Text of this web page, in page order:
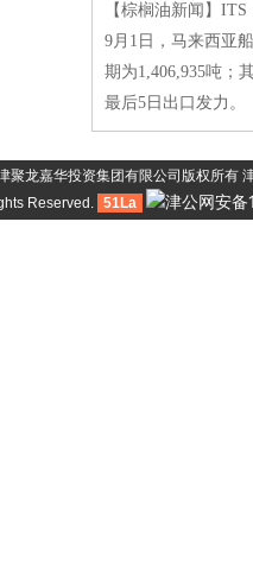
【棕榈油新闻】
9月1日，马来西亚
期为1,406,935吨；
最后5日出口发力。
聚龙嘉华投资集团有限公司版权所有
Reserved. 51La 津公网安